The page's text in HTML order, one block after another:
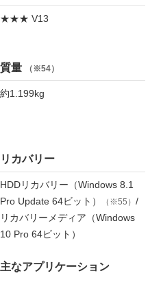
★★★ V13
質量 （※54）
約1.199kg
リカバリー
HDDリカバリー（Windows 8.1
Pro Update 64ビット）
（※55） /
リカバリーメディア（Windows
10 Pro 64ビット）
主なアプリケーション